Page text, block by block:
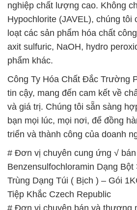
nghiệp chất lượng cao. Không
Hypochlorite (JAVEL), chúng tôi
loạt các sản phẩm hóa chất
axit sulfuric, NaOH, hydro
phẩm khác.
Công Ty Hóa Chất Đắc Trường
tin cậy, mang đến cam kết về
và giá trị. Chúng tôi sẵn sàng
bạn mọi lúc, mọi nơi, để đồng
triển và thành công của doanh
# Đơn vị chuyên cung ứng √
Benzensulfochloramin Dạng
Trùng Dạng Túi ( Bịch ) – Gói
Tiệp Khắc Czech Republic